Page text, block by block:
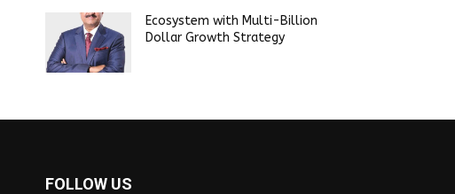
Ecosystem with Multi-Billion
Dollar Growth Strategy
FOLLOW US